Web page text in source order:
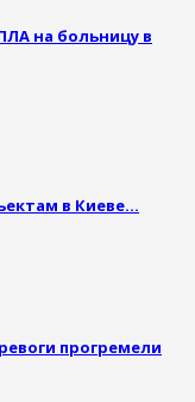
на больницу в
в Киеве…
прогремели